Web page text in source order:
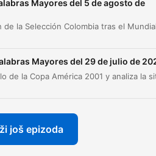
Mayores del 5 de agosto de
Mayores del 29 de julio de
još epizoda